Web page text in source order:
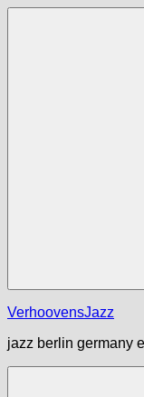
Zum
VerhoovensJazz
jazz berlin germany